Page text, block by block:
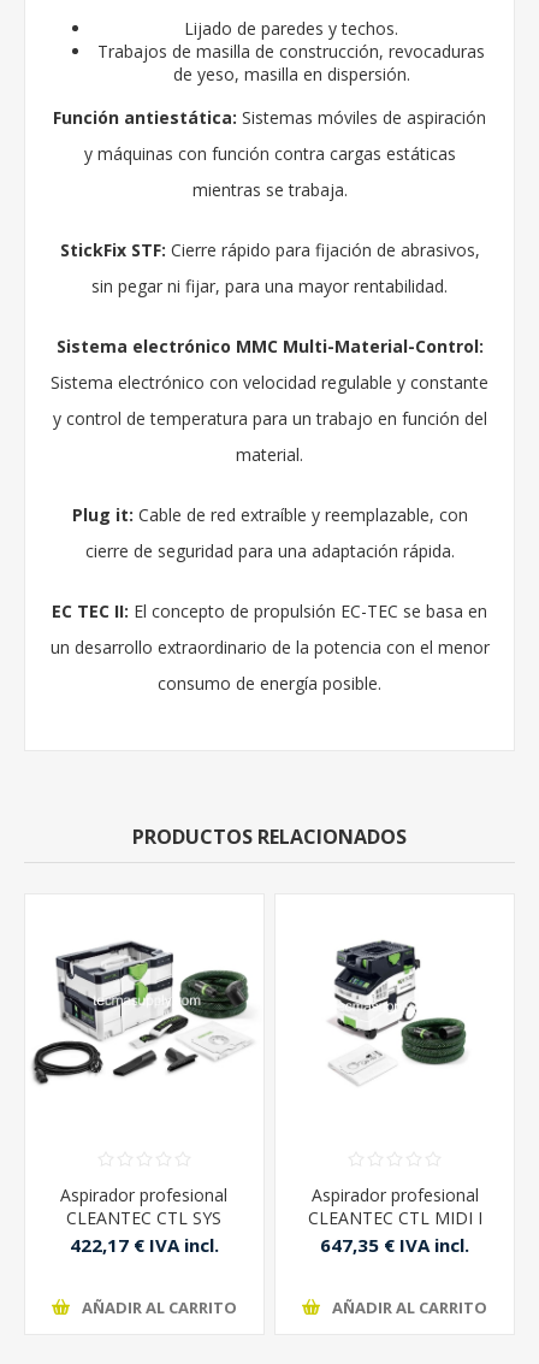
Lijado de paredes y techos.
Trabajos de masilla de construcción, revocaduras
de yeso, masilla en dispersión.
Función antiestática: Sistemas móviles de aspiración
y máquinas con función contra cargas estáticas
mientras se trabaja.
StickFix STF: Cierre rápido para fijación de abrasivos,
sin pegar ni fijar, para una mayor rentabilidad.
Sistema electrónico MMC Multi-Material-Control:
Sistema electrónico con velocidad regulable y constante
y control de temperatura para un trabajo en función del
material.
Plug it: Cable de red extraíble y reemplazable, con
cierre de seguridad para una adaptación rápida.
EC TEC II: El concepto de propulsión EC-TEC se basa en
un desarrollo extraordinario de la potencia con el menor
consumo de energía posible.
PRODUCTOS RELACIONADOS
Aspirador profesional
CLEANTEC CTL SYS
Festool
422,17 € IVA incl.
AÑADIR AL CARRITO
Aspirador profesional
CLEANTEC CTL MIDI I
Festool
647,35 € IVA incl.
AÑADIR AL CARRITO